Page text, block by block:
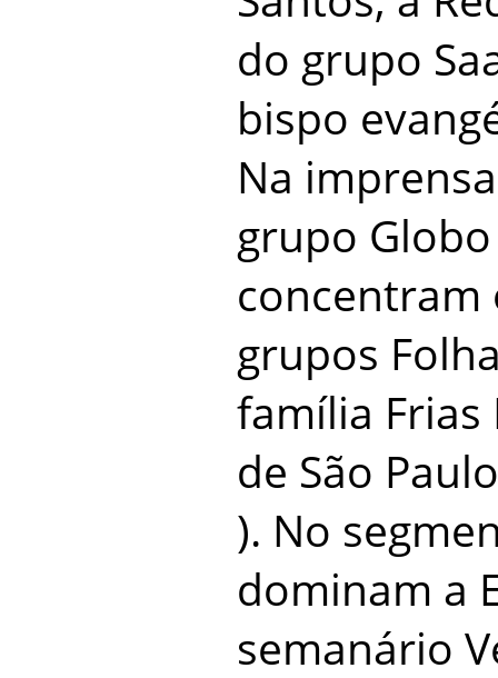
do grupo
bispo
Na
grupo
concentram
grupos
família Frias
de São
). No
dominam a
semanário